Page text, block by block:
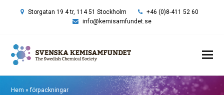
Storgatan 19 4 tr, 114 51 Stockholm
+46 (0)8-411 52 60
info@kemisamfundet.se
Hem »förpackningar